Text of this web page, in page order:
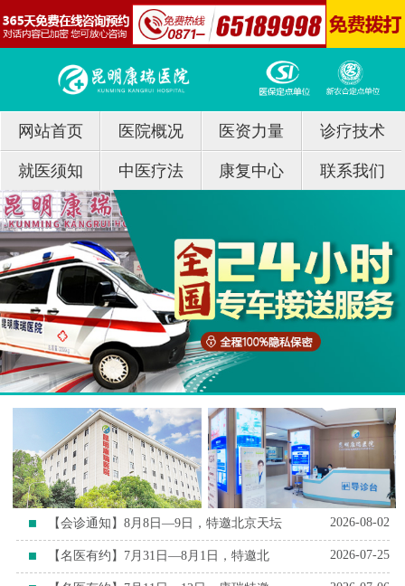
网站首页 医院概况 医资力量 诊疗技术
就医须知 中医疗法 康复中心 联系我们
【会诊通知】8月8日—9日，特邀北京天坛 2026-08-02
【名医有约】7月31日—8月1日，特邀北 2026-07-25